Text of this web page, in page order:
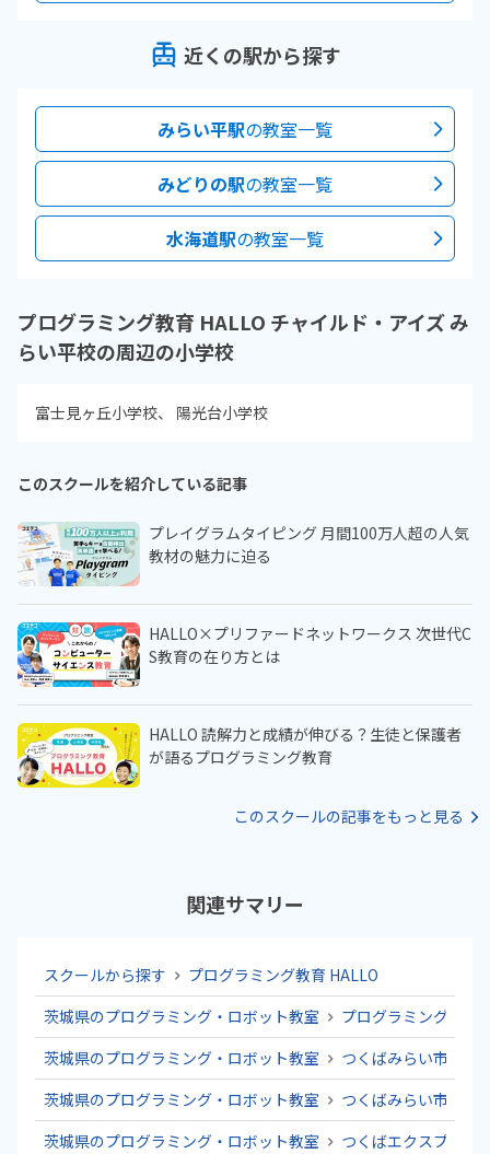
近くの駅から探す
みらい平駅の教室一覧
みどりの駅の教室一覧
水海道駅の教室一覧
プログラミング教育 HALLO チャイルド・アイズ み
らい平校の周辺の小学校
富士見ヶ丘小学校 陽光台小学校
このスクールを紹介している記事
プレイグラムタイピング 月間100万人超の人気
教材の魅力に迫る
HALLO×プリファードネットワークス 次世代C
S教育の在り方とは
HALLO 読解力と成績が伸びる？生徒と保護者
が語るプログラミング教育
このスクールの記事をもっと見る
関連サマリー
スクールから探す
プログラミング教育 HALLO
茨城県のプログラミング・ロボット教室
プログラミング教育
茨城県のプログラミング・ロボット教室
つくばみらい市のプ
茨城県のプログラミング・ロボット教室
つくばみらい市のプ
茨城県のプログラミング・ロボット教室
つくばエクスプレス